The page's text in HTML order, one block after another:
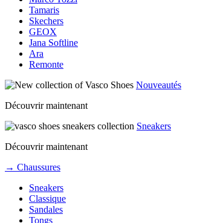
Tamaris
Skechers
GEOX
Jana Softline
Ara
Remonte
Nouveautés
Découvrir maintenant
Sneakers
Découvrir maintenant
→ Chaussures
Sneakers
Classique
Sandales
Tongs